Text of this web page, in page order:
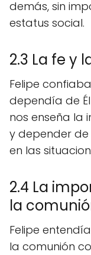
demás, sin
estatus social.
2.3 La fe y
Felipe
dependía de
nos enseña la
y depender de
en las
2.4 La
la
Felipe
la comunión